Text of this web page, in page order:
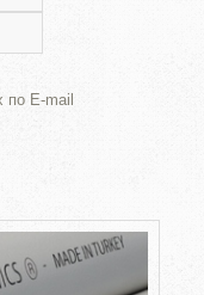
по E-mail